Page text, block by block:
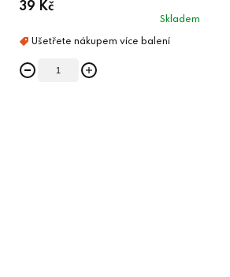
39 Kč
Skladem